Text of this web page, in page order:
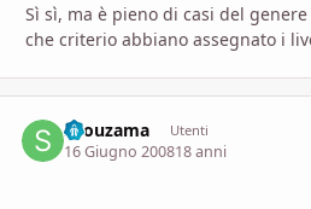
Sì sì, ma è pieno di casi del
che criterio abbiano assegnato i
shouzama Utenti
16 Giugno 200818 anni